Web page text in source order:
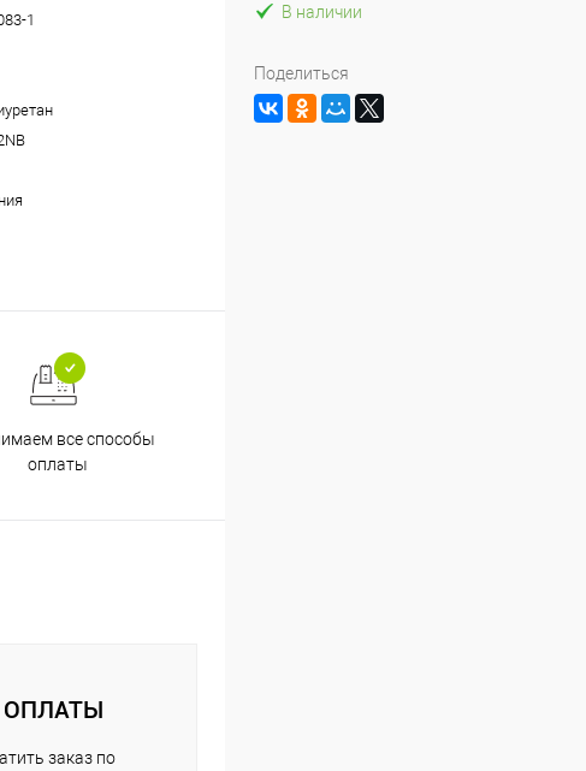
1
все способы
оплаты
заказ по
В наличии
Поделиться